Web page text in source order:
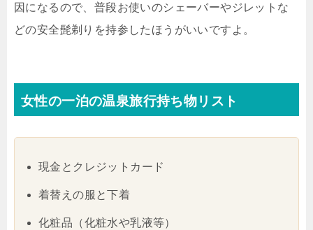
因になるので、普段お使いのシェーバーやジレットな
どの安全髭剃りを持参したほうがいいですよ。
女性の一泊の温泉旅行持ち物リスト
現金とクレジットカード
着替えの服と下着
化粧品（化粧水や乳液等）